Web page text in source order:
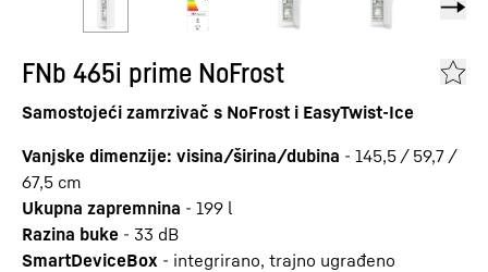
FNb 465i prime NoFrost
Samostojeći zamrzivač s NoFrost i EasyTwist-Ice
Vanjske dimenzije: visina/širina/dubina - 145,5 / 59,7 /
67,5 cm
Ukupna zapremnina - 199 l
Razina buke - 33 dB
SmartDeviceBox - integrirano, trajno ugrađeno